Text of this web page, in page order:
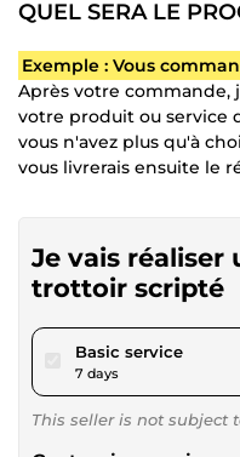
QUEL SERA LE
Exemple : Vous
Après votre commande,
votre produit ou service
vous n'avez plus qu'à
vous livrerais ensuite le
Je vais réaliser
trottoir scripté
Basic servicepour
7 days
This seller is not subject